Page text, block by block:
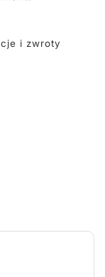
i zwroty